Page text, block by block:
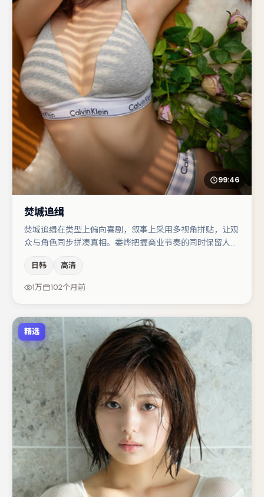
99:46
焚城追缉
焚城追缉在类型上偏向喜剧，叙事上采用多视角拼贴，让观
众与角色同步拼凑真相。娄烨把握商业节奏的同时保留人物
戏构成全片情感锚点，刘亦菲则以细节塑造推动谜题层层揭
开。节奏紧凑、反转有度，值得列入片单。
日韩 高清
1万 102个月前
精选